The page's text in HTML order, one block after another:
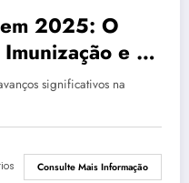
2025: O
e a
significativos na
Consulte Mais Informação